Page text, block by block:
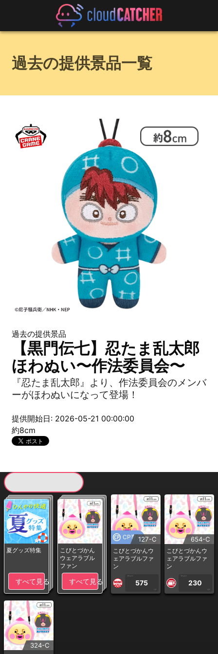
過去の提供景品一覧
過去の提供景品
【黒門伝七】忍たま乱太郎
ほわぬい〜作法委員会〜
『忍たま乱太郎』より、作法委員会のメンバ
ーがほわぬいになって登場！
提供開始日: 2026-05-21 00:00:00
約8cm
夏グッズ特集
すべて見る
こびとづかん
ウェアラブル
ファン
すべて見る
CP専用127-C
こびとづかんウ
ェアラブルファ
ン
1PLAY
575
CP
654-C
こびとづかんウ
ェアラブルファ
ン
1PLAY
230
CP
324-C